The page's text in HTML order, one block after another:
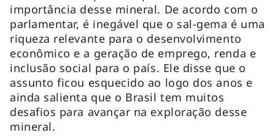
importância desse mineral. De acordo com o
parlamentar, é inegável que o sal-gema é uma
riqueza relevante para o desenvolvimento
econômico e a geração de emprego, renda e
inclusão social para o país. Ele disse que o
assunto ficou esquecido ao logo dos anos e
ainda salienta que o Brasil tem muitos
desafios para avançar na exploração desse
mineral.